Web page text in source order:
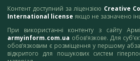
Контент доступний за ліцензією Creative
International license якщо не зазначено
При використанні контенту з сайту
armyinform.com.ua обов’язкове. Для
обов’язковим є розміщення у першому
відкритого для пошукових систем